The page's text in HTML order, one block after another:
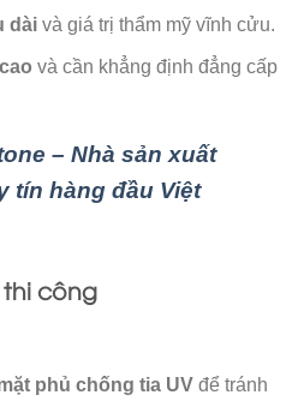
dàivà giá trị thẩm mỹ vĩnh cửu.
và cần khẳng định đẳng cấp
– Nhà sản xuất
tín hàng đầu Việt
thi công
phủ chống tia UVđể tránh